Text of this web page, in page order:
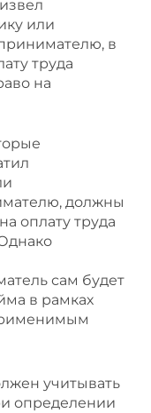
или
в
труда
на
должны
оплату труда
сам будет
в рамках
учитывать
определении